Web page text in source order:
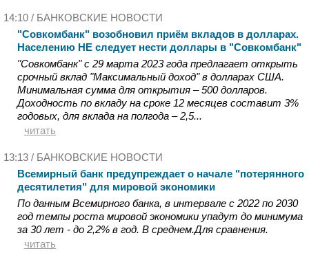
14:10 / БАНКОВСКИЕ НОВОСТИ
"Совкомбанк" возобновил приём вкладов в долларах.
Населению НЕ следует нести доллары в "Совкомбанк"
"Совкомбанк" с 29 марта 2023 года предлагает открыть
срочный вклад "Максимальный доход" в долларах США.
Минимальная сумма для открытия – 500 долларов.
Доходность по вкладу на сроке 12 месяцев составит 3%
годовых, для вклада на полгода – 2,5...
читать
13:13 / БАНКОВСКИЕ НОВОСТИ
Всемирный банк предупреждает о начале "потерянного
десятилетия" для мировой экономики
По данным Всемирного банка, в интервале с 2022 по 2030
год темпы роста мировой экономики упадут до минимума
за 30 лет - до 2,2% в год. В среднем.Для сравнения.
читать